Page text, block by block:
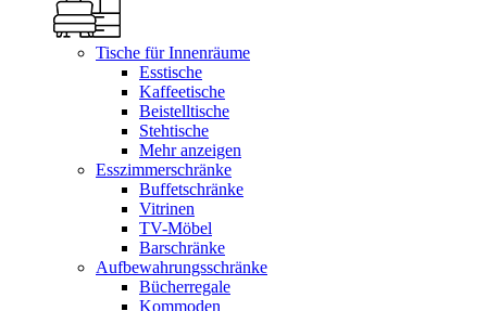
Tische für Innenräume
Esstische
Kaffeetische
Beistelltische
Stehtische
Mehr anzeigen
Esszimmerschränke
Buffetschränke
Vitrinen
TV-Möbel
Barschränke
Aufbewahrungsschränke
Bücherregale
Kommoden